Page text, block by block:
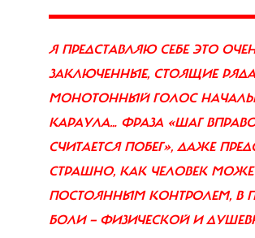
Я ПРЕДСТАВЛЯЮ СЕБЕ ЭТО
ЗАКЛЮЧЕННЫЕ, СТОЯЩИЕ
МОНОТОННЫЙ ГОЛОС
КАРАУЛА… ФРАЗА «ШАГ
СЧИТАЕТСЯ ПОБЕГ», ДАЖЕ
СТРАШНО, КАК ЧЕЛОВЕК
ПОСТОЯННЫМ КОНТРОЛЕМ, В
БОЛИ — ФИЗИЧЕСКОЙ И